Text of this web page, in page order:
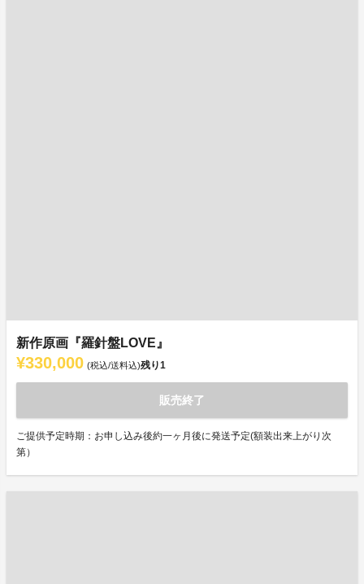
新作原画『羅針盤LOVE』
¥330,000 (税込/送料込)残り1
販売終了
ご提供予定時期：お申し込み後約一ヶ月後に発送予定(額装出来上がり次
第）